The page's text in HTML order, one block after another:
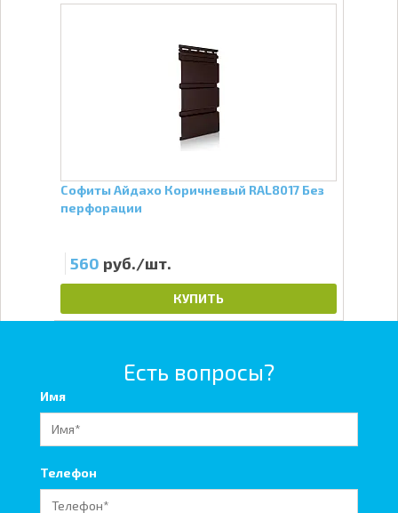
Софиты Айдахо Коричневый RAL8017 Без
перфорации
560 руб./шт.
КУПИТЬ
Есть вопросы?
Имя
Телефон